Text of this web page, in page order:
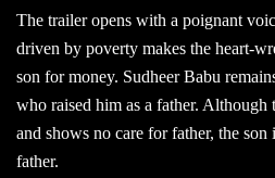
The trailer opens with a poignant
driven by poverty makes the heart-
son for money. Sudheer Babu
who raised him as a father. Although
and shows no care for father, the
father.